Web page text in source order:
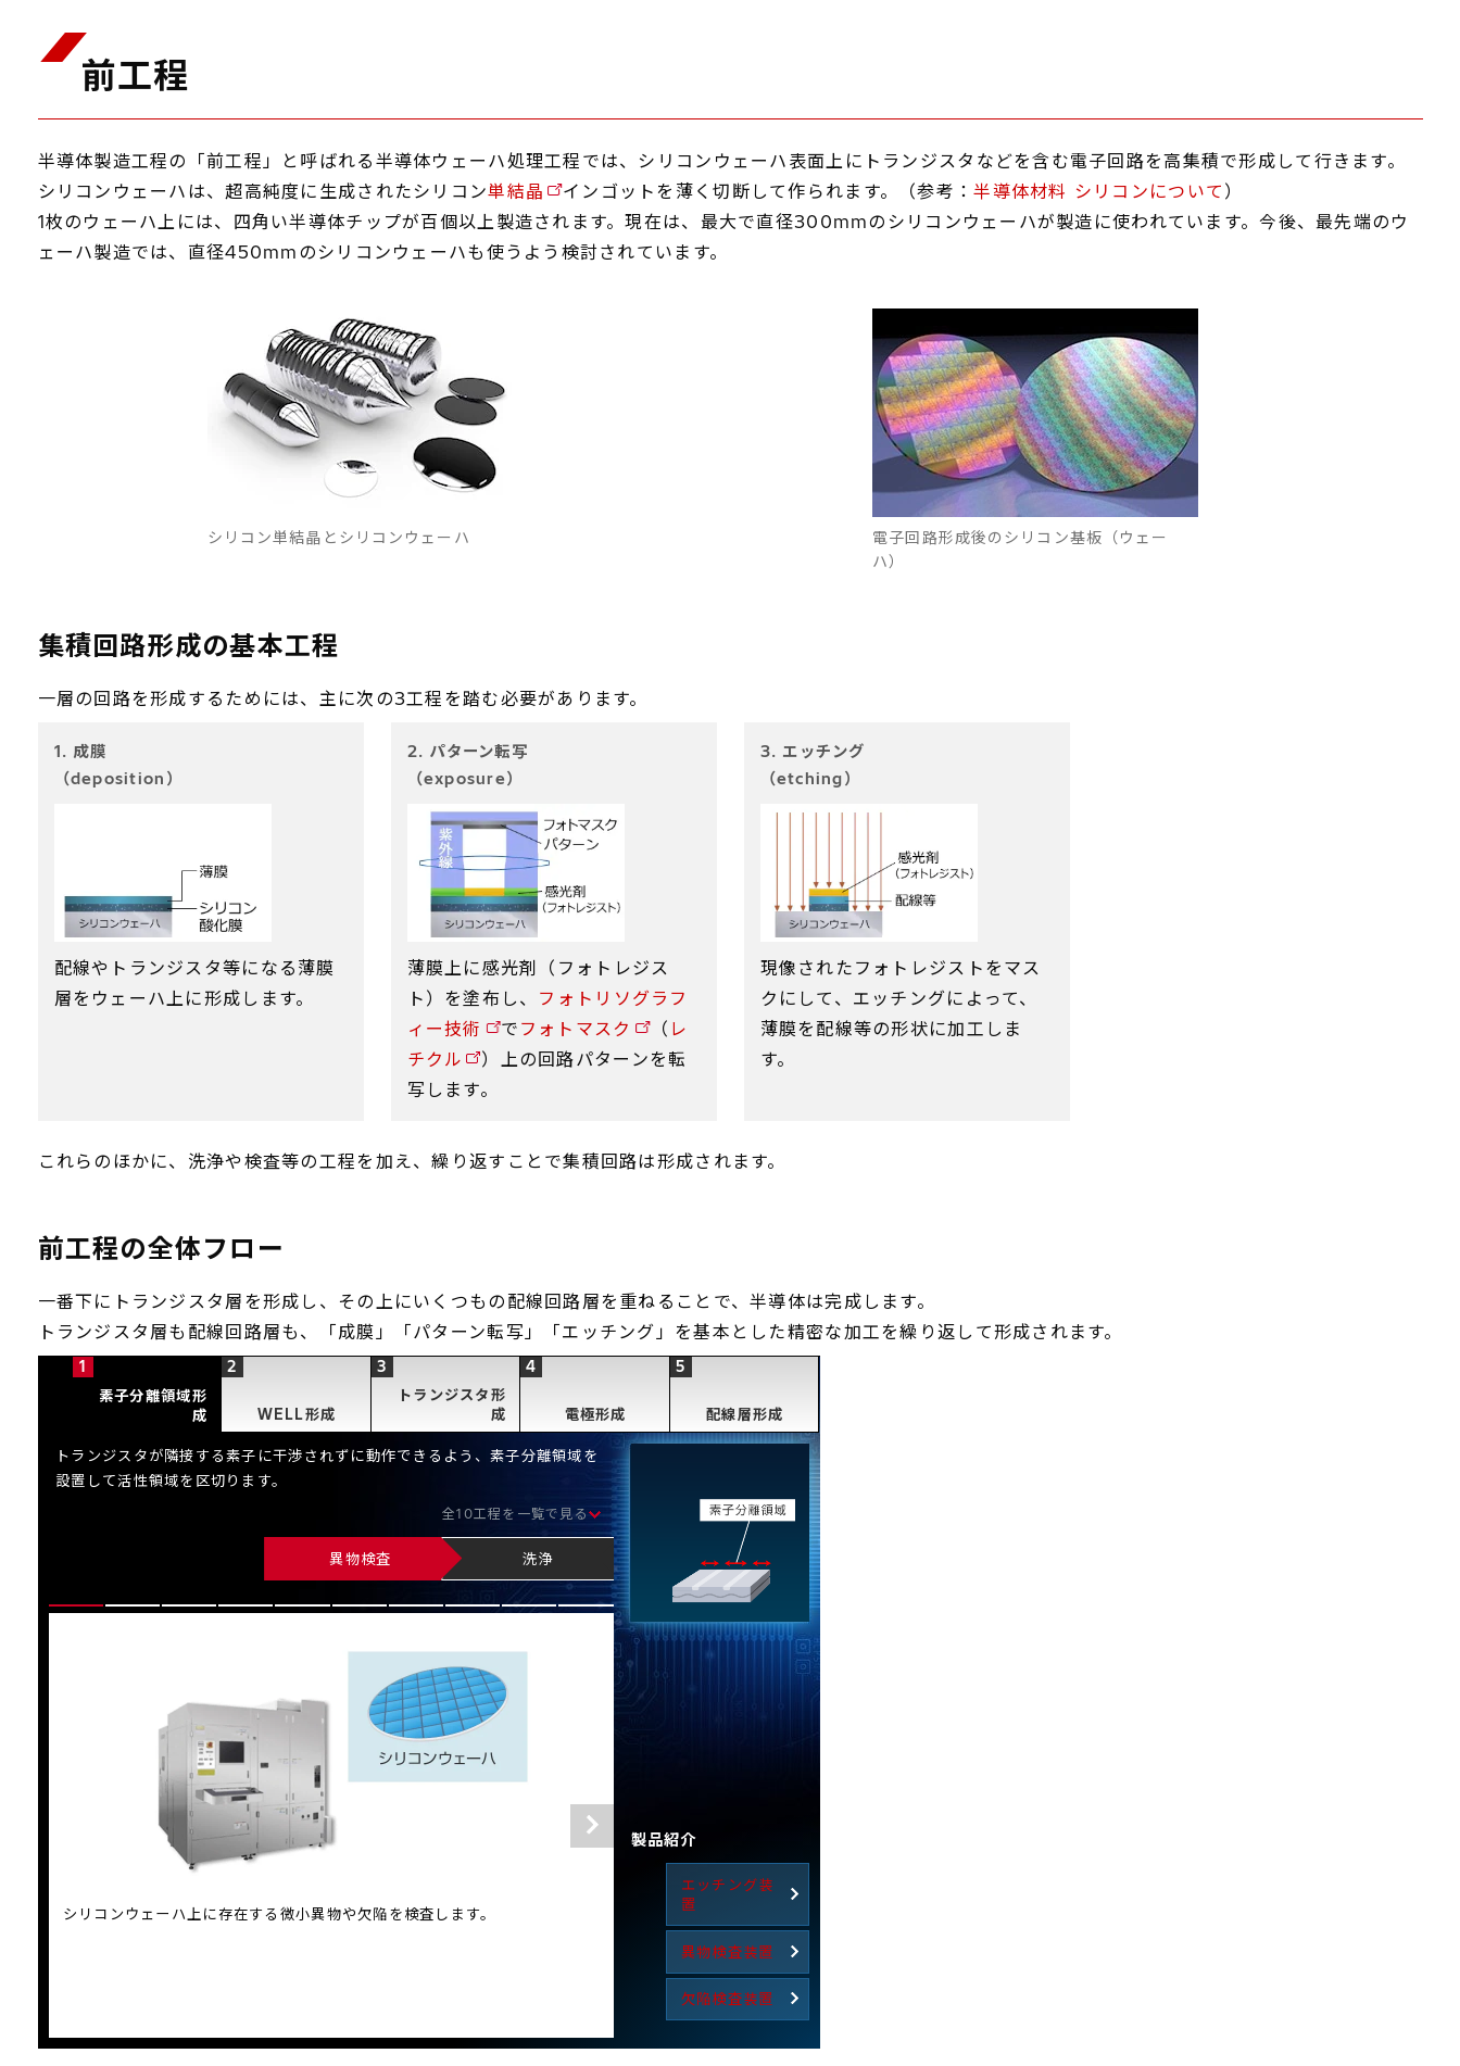
前工程
半導体製造工程の「前工程」と呼ばれる半導体ウェーハ処理工程では、シリコンウェーハ表面上にトランジスタなどを含む電子回路を高集積で形成して行きます。
シリコンウェーハは、超高純度に生成されたシリコン単結晶 インゴットを薄く切断して作られます。（参考：半導体材料 シリコンについて ）
1枚のウェーハ上には、四角い半導体チップが百個以上製造されます。現在は、最大で直径300mmのシリコンウェーハが製造に使われています。今後、最先端のウ
ェーハ製造では、直径450mmのシリコンウェーハも使うよう検討されています。
シリコン単結晶とシリコンウェーハ
電子回路形成後のシリコン基板（ウェー
ハ）
集積回路形成の基本工程
一層の回路を形成するためには、主に次の3工程を踏む必要があります。
1. 成膜
（deposition）
配線やトランジスタ等になる薄膜
層をウェーハ上に形成します。
2. パターン転写
（exposure）
薄膜上に感光剤（フォトレジス
ト）を塗布し、 フォトリソグラフ
ィー技術
で フォトマスク （ レ
チクル
）上の回路パターンを転
写します。
3. エッチング
（etching）
現像されたフォトレジストをマス
クにして、エッチングによって、
薄膜を配線等の形状に加工しま
す。
これらのほかに、洗浄や検査等の工程を加え、繰り返すことで集積回路は形成されます。
前工程の全体フロー
一番下にトランジスタ層を形成し、その上にいくつもの配線回路層を重ねることで、半導体は完成します。
トランジスタ層も配線回路層も、「成膜」「パターン転写」「エッチング」を基本とした精密な加工を繰り返して形成されます。
素子分離領域形
成
WELL形成
トランジスタ形
成
電極形成 配線層形成
トランジスタが隣接する素子に干渉されずに動作できるよう、素子分離領域を
設置して活性領域を区切ります。
全10工程を一覧で見る
表面酸化 薄膜形成
パターン転写 現像 エッチング 薄膜形成
異物検査 洗浄
シリコンウェーハ上に存在する微小異物や欠陥を検査します。
製品紹介
エッチング装
置
異物検査装置
欠陥検査装置